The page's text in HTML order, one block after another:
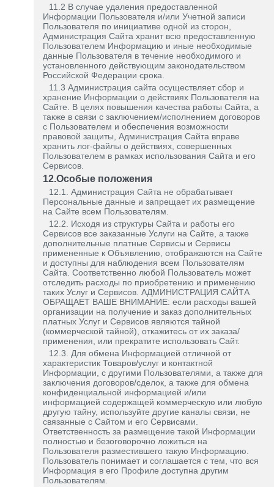
11.2 В случае удаления предоставленной
Информации Пользователя и/или Учетной записи
Пользователя по инициативе одной из сторон,
Администрация Сайта хранит всю предоставленную
Пользователем Информацию и иные необходимые
данные Пользователя в течение необходимого и
установленного действующим законодательством
Российской Федерации срока.
11.3 Администрация сайта осуществляет сбор и
хранение Информации о действиях Пользователя на
Сайте. В целях повышения качества работы Сайта, а
также в связи с заключением/исполнением договоров
с Пользователем и обеспечения возможности
правовой защиты, Администрация Сайта вправе
хранить лог-файлы о действиях, совершенных
Пользователем в рамках использования Сайта и его
Сервисов.
12.Особые положения
12.1. Администрация Сайта не обрабатывает
Персональные данные и запрещает их размещение
на Сайте всем Пользователям.
12.2. Исходя из структуры Сайта и работы его
Сервисов все заказанные Услуги на Сайте, а также
дополнительные платные Сервисы и Сервисы
примененные к Объявлению, отображаются на Сайте
и доступны для наблюдения всем Пользователям
Сайта. Соответственно любой Пользователь может
отследить расходы по приобретению и применению
таких Услуг и Сервисов. АДМИНИСТРАЦИЯ САЙТА
ОБРАЩАЕТ ВАШЕ ВНИМАНИЕ: если расходы вашей
организации на получение и заказ дополнительных
платных Услуг и Сервисов являются тайной
(коммерческой тайной), откажитесь от их заказа/
применения, или прекратите использовать Сайт.
12.3. Для обмена Информацией отличной от
характеристик Товаров/услуг и контактной
Информации, с другими Пользователями, а также для
заключения договоров/сделок, а также для обмена
конфиденциальной информацией и/или
информацией содержащей коммерческую или любую
другую тайну, используйте другие каналы связи, не
связанные с Сайтом и его Сервисами.
Ответственность за размещение такой Информации
полностью и безоговорочно ложиться на
Пользователя разместившего такую Информацию.
Пользователь понимает и соглашается с тем, что вся
Информация в его Профиле доступна другим
Пользователям.